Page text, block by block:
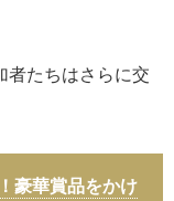
者たちはさらに交
豪華賞品をかけ